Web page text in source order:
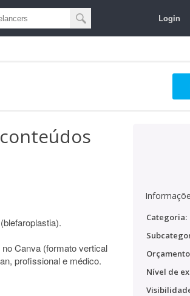
Login
Canva (formato vertical
profissional e médico.
Categoria:
Nível de